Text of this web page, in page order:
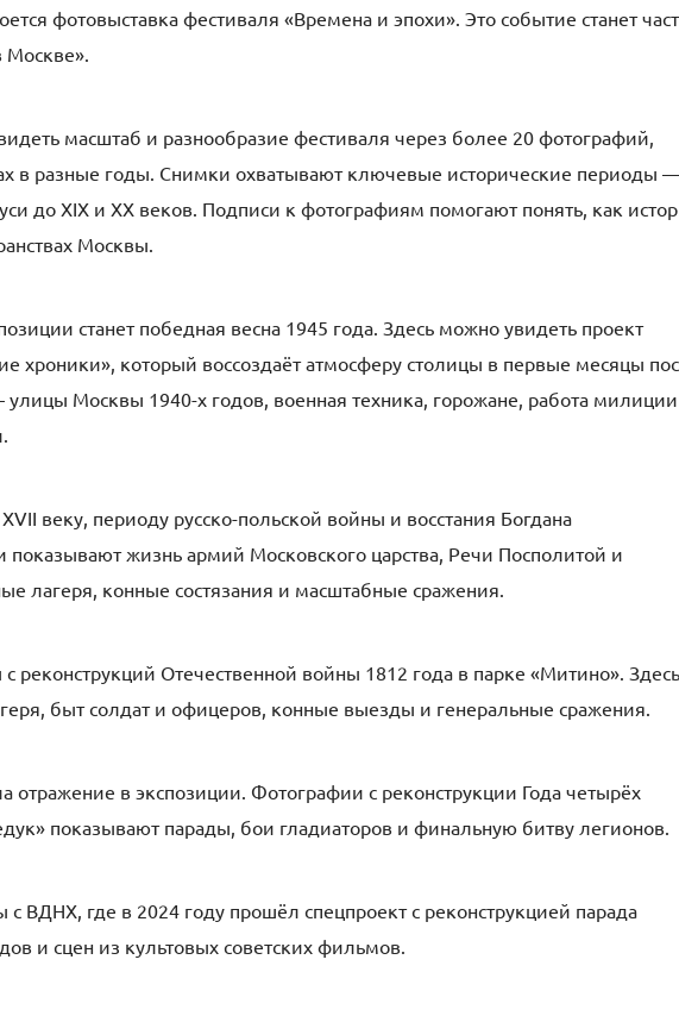
фотовыставка фестиваля «Времена и эпохи». Это событие станет
Москве».
масштаб и разнообразие фестиваля через более 20 фотографий,
в разные годы. Снимки охватывают ключевые исторические периоды
до XIX и XX веков. Подписи к фотографиям помогают понять, как
Москвы.
станет победная весна 1945 года. Здесь можно увидеть проект
хроники», который воссоздаёт атмосферу столицы в первые месяцы
Москвы 1940-х годов, военная техника, горожане, работа
веку, периоду русско-польской войны и восстания Богдана
жизнь армий Московского царства, Речи Посполитой и
лагеря, конные состязания и масштабные сражения.
реконструкций Отечественной войны 1812 года в парке «Митино». Здесь
быт солдат и офицеров, конные выезды и генеральные сражения.
отражение в экспозиции. Фотографии с реконструкции Года четырёх
показывают парады, бои гладиаторов и финальную битву легионов.
ВДНХ, где в 2024 году прошёл спецпроект с реконструкцией парада
и сцен из культовых советских фильмов.